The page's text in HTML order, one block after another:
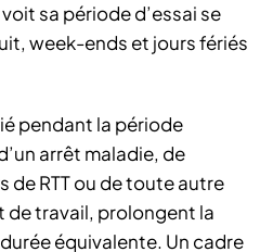
sa période d’essai se
week-ends et jours fériés
pendant la période
arrêt maladie, de
de RTT ou de toute autre
travail, prolongent la
équivalente. Un cadre